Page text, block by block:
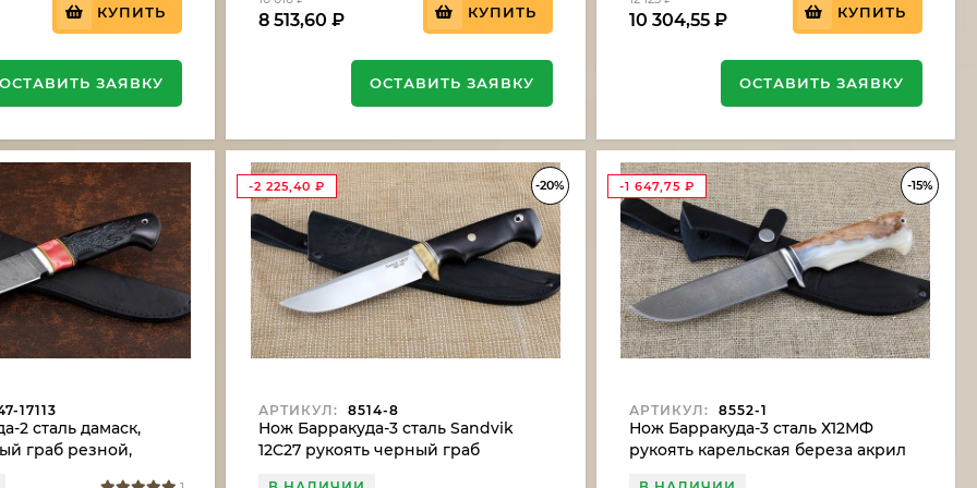
КУПИТЬ
ОСТАВИТЬ ЗАЯВКУ
8 513,60₽ КУПИТЬ
ОСТАВИТЬ ЗАЯВКУ
10 304,55 ₽ КУПИТЬ
ОСТАВИТЬ ЗАЯВКУ
17113
2 сталь дамаск,
граб резной,
-20%
-2 225,40₽
АРТИКУЛ: 8514-8
Нож Барракуда-3 сталь Sandvik
12C27 рукоять черный граб
-15%
-1 647,75 ₽
АРТИКУЛ: 8552-1
Нож Барракуда-3 сталь Х12МФ
рукоять карельская береза акрил